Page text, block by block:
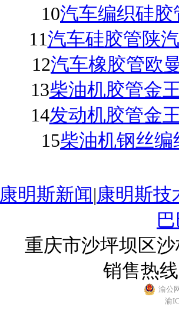
10汽车编织硅胶
11汽车硅胶管陕
12汽车橡胶管欧
13柴油机胶管金
14发动机胶管金
15柴油机钢丝编
康明斯新闻 |康明斯技
重庆市沙坪坝区
销售热
渝公
渝